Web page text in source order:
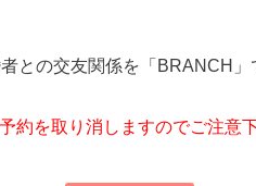
との交友関係を「BRANCH」
約を取り消しますのでご注意